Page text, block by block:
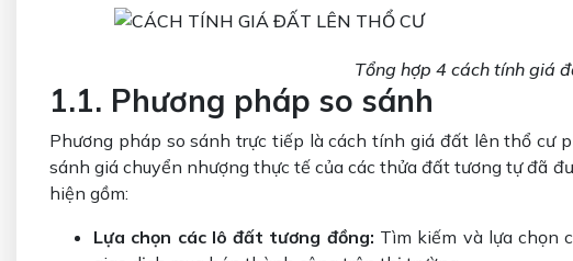
Tổng hợp 4 cách tính giá
1.1. Phương pháp so sánh
Phương pháp so sánh trực tiếp là cách tính giá đất lên thổ cư
sánh giá chuyển nhượng thực tế của các thửa đất tương tự đã
hiện gồm:
Lựa chọn các lô đất tương đồng: Tìm kiếm và lựa chọn